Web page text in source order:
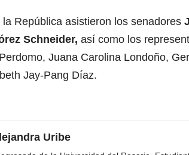
República asistieron los senadores
Schneider, así como los
Juana Carolina Londoño,
Jay-Pang Díaz.
Uribe